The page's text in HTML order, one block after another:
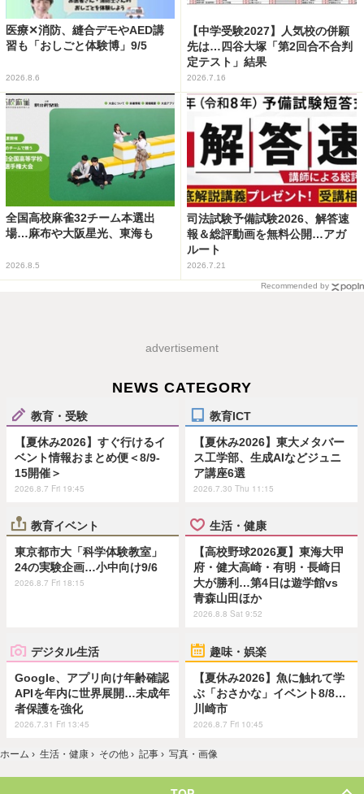
医療✕消防、縫合デモやAED講
習も「おしごと体験博」9/5
2026.8.6
【中学受験2027】人気校の併願
先は…四谷大塚「第2回合不合判
定テスト」結果
2026.7.16
全国高校麻雀32チーム本選出
場…麻布や大阪星光、東海も
2026.8.5
司法試験予備試験2026、解答速
報＆総評動画を無料公開…アガ
ルート
2026.7.21
Recommended by
advertisement
NEWS CATEGORY
教育・受験
【夏休み2026】すぐ行けるイ
ベント情報おまとめ便＜8/9-
15開催＞
2026.8.7 Fri 19:45
教育ICT
【夏休み2026】東大メタバー
ス工学部、生成AIなどジュニ
ア講座6選
2026.7.30 Thu 11:15
教育イベント
東京都市大「科学体験教室」
24の実験企画…小中向け9/6
2026.8.7 Fri 18:15
生活・健康
【高校野球2026夏】東海大甲
府・健大高崎・有明・長崎日
大が勝利…第4日は遊学館vs
青森山田ほか
2026.8.8 Sat 9:52
デジタル生活
Google、アプリ向け年齢確認
APIを年内に世界展開…未成年
者保護を強化
2026.7.31 Fri 13:45
趣味・娯楽
【夏休み2026】魚に触れて学
ぶ「おさかな」イベント8/8…
川崎市
2026.8.7 Fri 10:45
ホーム › 生活・健康 › その他 › 記事 › 写真・画像